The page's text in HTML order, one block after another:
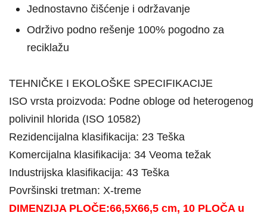
Jednostavno čišćenje i održavanje
Održivo podno rešenje 100% pogodno za
reciklažu
TEHNIČKE I EKOLOŠKE SPECIFIKACIJE
ISO vrsta proizvoda: Podne obloge od heterogenog
polivinil hlorida (ISO 10582)
Rezidencijalna klasifikacija: 23 Teška
Komercijalna klasifikacija: 34 Veoma težak
Industrijska klasifikacija: 43 Teška
Površinski tretman: X-treme
DIMENZIJA PLOČE:66,5X66,5 cm, 10 PLOČA u